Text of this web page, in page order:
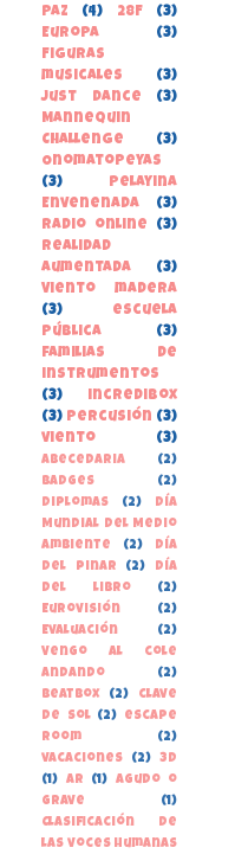
paz
(4) 28F
(3)
Europa
(3)
Figuras
musicales
(3)
Just Dance
(3)
Mannequin
Challenge
(3)
Onomatopeyas
(3)
Pelayina
Envenenada
(3)
Radio online
(3)
Realidad
Aumentada
(3)
Viento madera
(3)
escuela
pública
(3)
familias de
instrumentos
(3)
incredibox
(3) percusión (3)
viento
(3)
Abecedaria
(2)
Badges
(2)
Diplomas
(2)
Día
Mundial del Medio
Ambiente
(2)
Día
del Pinar
(2)
Día
del libro
(2)
Eurovisión
(2)
Evaluación
(2)
Vengo al cole
andando
(2)
beatbox
(2)
clave
de sol (2)
escape
room
(2)
vacaciones
(2)
3D
(1)
AR (1)
Agudo o
grave
(1)
Clasificación de
las voces humanas